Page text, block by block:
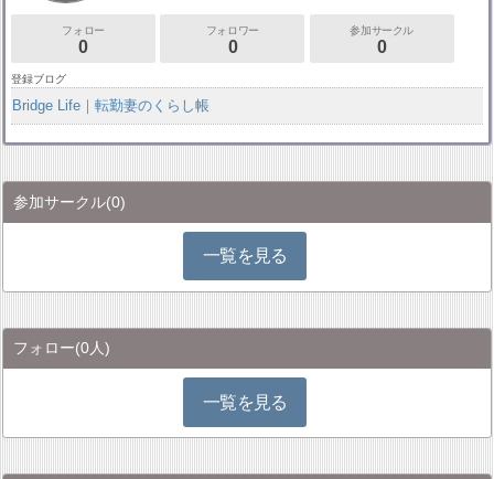
フォロー
0
フォロワー
0
参加サークル
0
登録ブログ
Bridge Life｜転勤妻のくらし帳
参加サークル(0)
一覧を見る
フォロー(0人)
一覧を見る